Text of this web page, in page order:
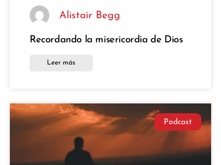
Alistair Begg
Recordando la misericordia de Dios
Leer más
Podcast